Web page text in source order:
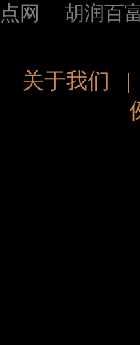
点网
胡润百
关于我们 |